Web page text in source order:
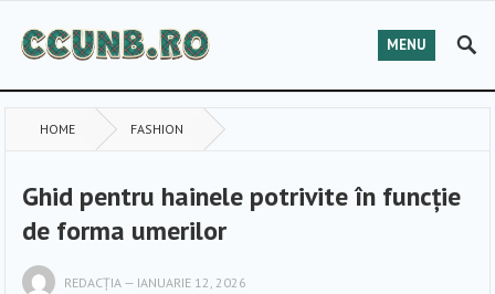
MENU
HOME FASHION
Ghid pentru hainele potrivite în funcție
de forma umerilor
REDACȚIA — IANUARIE 12, 2026